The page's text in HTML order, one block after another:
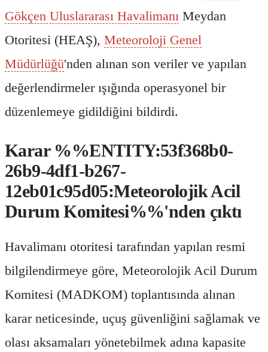
Gökçen Uluslararası Havalimanı Meydan
Otoritesi (HEAŞ), Meteoroloji Genel
Müdürlüğü'nden alınan son veriler ve yapılan
değerlendirmeler ışığında operasyonel bir
düzenlemeye gidildiğini bildirdi.
Karar %%ENTITY:53f368b0-
26b9-4df1-b267-
12eb01c95d05:Meteorolojik Acil
Durum Komitesi%%'nden çıktı
Havalimanı otoritesi tarafından yapılan resmi
bilgilendirmeye göre, Meteorolojik Acil Durum
Komitesi (MADKOM) toplantısında alınan
karar neticesinde, uçuş güvenliğini sağlamak ve
olası aksamaları yönetebilmek adına kapasite